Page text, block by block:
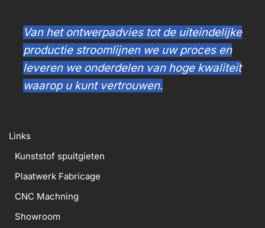
Van het ontwerpadvies tot de uiteindelijke
productie stroomlijnen we uw proces en
leveren we onderdelen van hoge kwaliteit
waarop u kunt vertrouwen.
Links
Kunststof spuitgieten
Plaatwerk Fabricage
CNC Machning
Showroom